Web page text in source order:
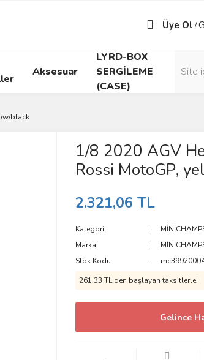
Üye Ol /
Aksesuar
LYRD-BOX
SERGİLEME
(CASE)
black
1/8 2020 AGV
Rossi MotoGP,
2.321,06 TL
Kategori
Marka
Stok Kodu
261,33 TL den başlayan taksitlerle!
Gelince